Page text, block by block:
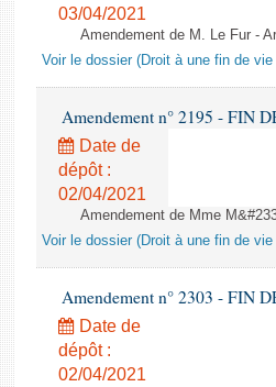
03/04/2021
Amendement de M. Le Fur -
Voir le dossier (Droit à une fin de
Amendement n° 2195 - FIN
Date de
dépôt :
02/04/2021
Amendement de Mme
Voir le dossier (Droit à une fin de
Amendement n° 2303 - FIN
Date de
dépôt :
02/04/2021